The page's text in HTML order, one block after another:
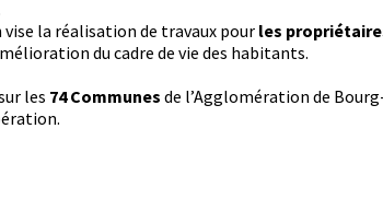
la réalisation de travaux pour les
du cadre de vie des habitants.
les 74Communes de l’Agglomération de